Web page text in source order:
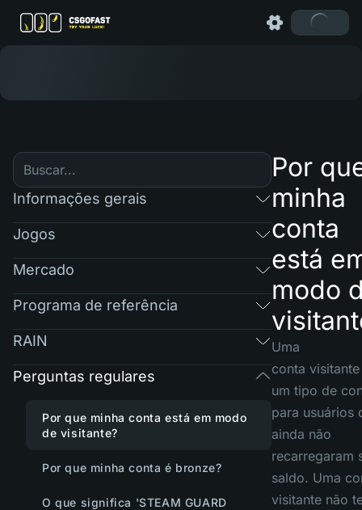
Informações gerais
Jogos
Mercado
Programa de referência
RAIN
Perguntas regulares
Por que minha conta está em modo
de visitante?
Por que minha conta é bronze?
O que significa 'STEAM GUARD
Por
minha
conta
está
modo
Uma
conta
um tipo de
para usuários
ainda não
recarregaram
saldo. Uma
visitante não